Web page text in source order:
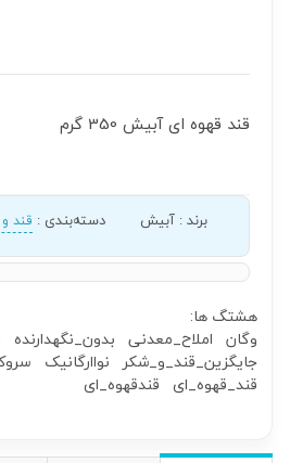
قند قهوه ای آبیش 350 گرم
برند: آبیش دسته‌بندی : قند
هشتگ ها:
وگان املاح_معدنی بدون_نگهدارنده
جایگزین_قند_و_شکر نواارگانیک
قند_قهوه_ای قندقهوه_ای